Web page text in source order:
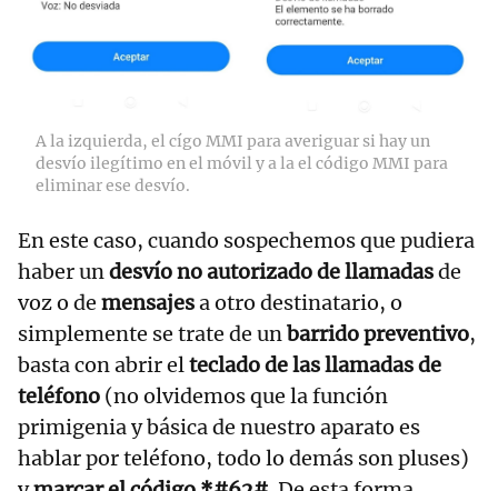
A la izquierda, el cígo MMI para averiguar si hay un
desvío ilegítimo en el móvil y a la el código MMI para
eliminar ese desvío.
En este caso, cuando sospechemos que pudiera
haber undesvío no autorizado de llamadasde
voz o de mensajesa otro destinatario, o
simplemente se trate de unbarrido preventivo,
basta con abrir elteclado de las llamadas de
teléfono (no olvidemos que la función
primigenia y básica de nuestro aparato es
hablar por teléfono, todo lo demás son pluses)